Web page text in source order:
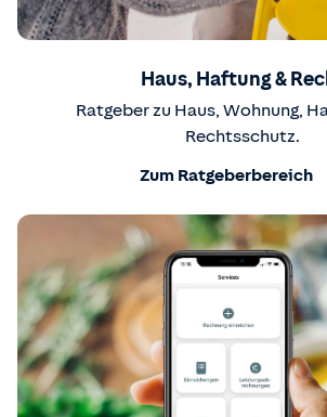
Haus, Haftung &
Ratgeber zu Haus, Wohnung,
Rechtsschutz.
Zum Ratgeberbereich